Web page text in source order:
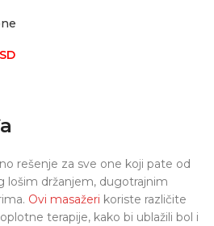
rešenje za sve one koji pate od
lošim držanjem, dugotrajnim
Ovi masažeri koriste različite
terapije, kako bi ublažili bol i